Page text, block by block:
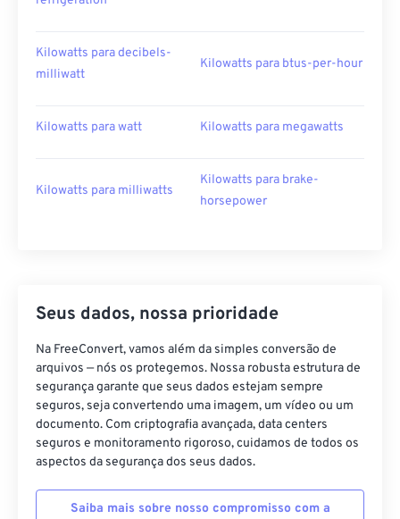
Kilowatts para decibels-
milliwatt
Kilowatts para btus-per-hour
Kilowatts para watt Kilowatts para megawatts
Kilowatts para milliwatts
Kilowatts para brake-
horsepower
Seus dados, nossa prioridade
Na FreeConvert, vamos além da simples conversão de
arquivos — nós os protegemos. Nossa robusta estrutura de
segurança garante que seus dados estejam sempre
seguros, seja convertendo uma imagem, um vídeo ou um
documento. Com criptografia avançada, data centers
seguros e monitoramento rigoroso, cuidamos de todos os
aspectos da segurança dos seus dados.
Saiba mais sobre nosso compromisso com a